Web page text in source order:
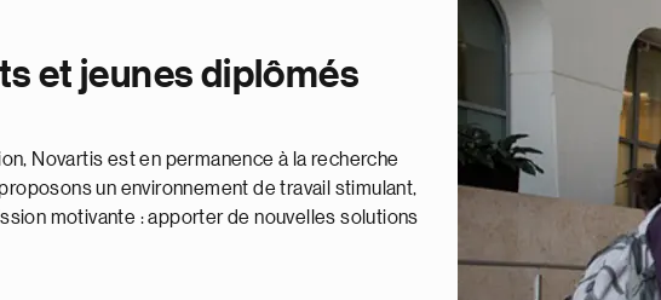
et jeunes diplômés
Novartis est en permanence à la recherche
un environnement de travail stimulant,
motivante : apporter de nouvelles solutions